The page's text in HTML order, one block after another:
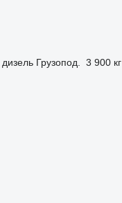
дизель Грузопод. 3 900 кг